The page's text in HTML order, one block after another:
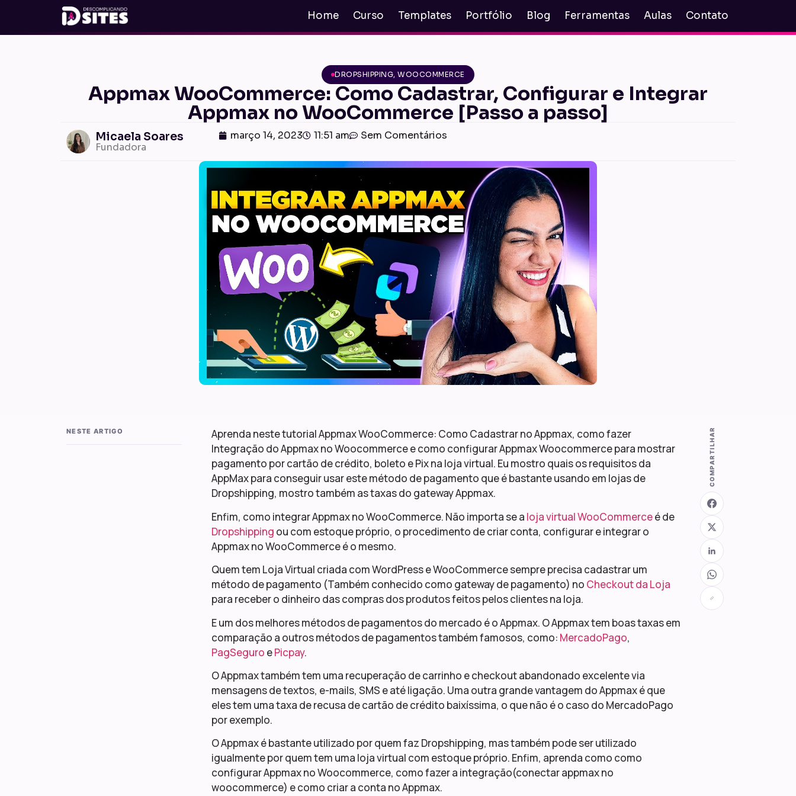
Home Curso Templates Portfólio Blog Ferramentas Aulas Contato
DROPSHIPPING,WOOCOMMERCE
Appmax WooCommerce: Como Cadastrar, Configurar e Integrar
Appmax no WooCommerce [Passo a passo]
Micaela Soares
Fundadora
março 14, 2023 11:51 am Sem Comentários
NESTE ARTIGO
Aprenda neste tutorial Appmax WooCommerce: Como Cadastrar no Appmax, como fazer
Integração do Appmax no Woocommerce e como configurar Appmax Woocommerce para mostrar
pagamento por cartão de crédito, boleto e Pix na loja virtual. Eu mostro quais os requisitos da
AppMax para conseguir usar este método de pagamento que é bastante usando em lojas de
Dropshipping, mostro também as taxas do gateway Appmax.
Enfim, como integrar Appmax no WooCommerce. Não importa se a loja virtual WooCommerceé de
Dropshipping ou com estoque próprio, o procedimento de criar conta, configurar e integrar o
Appmax no WooCommerce é o mesmo.
Quem tem Loja Virtual criada com WordPress e WooCommerce sempre precisa cadastrar um
método de pagamento (Também conhecido como gateway de pagamento) no Checkout da Loja
para receber o dinheiro das compras dos produtos feitos pelos clientes na loja.
E um dos melhores métodos de pagamentos do mercado é o Appmax. O Appmax tem boas taxas em
comparação a outros métodos de pagamentos também famosos, como: MercadoPago,
PagSeguro ePicpay.
O Appmax também tem uma recuperação de carrinho e checkout abandonado excelente via
mensagens de textos, e-mails, SMS e até ligação. Uma outra grande vantagem do Appmax é que
eles tem uma taxa de recusa de cartão de crédito baixíssima, o que não é o caso do MercadoPago
por exemplo.
O Appmax é bastante utilizado por quem faz Dropshipping, mas também pode ser utilizado
igualmente por quem tem uma loja virtual com estoque próprio. Enfim, aprenda como como
configurar Appmax no Woocommerce, como fazer a integração(conectar appmax no
woocommerce) e como criar a conta no Appmax.
COMPARTILHAR